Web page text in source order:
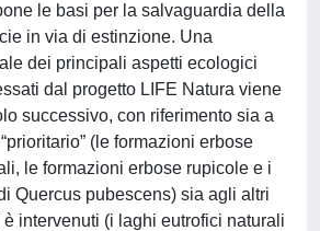
le basi per la salvaguardia della
in via di estinzione. Una
dei principali aspetti ecologici
dal progetto LIFE Natura viene
successivo, con riferimento sia a
(le formazioni erbose
le formazioni erbose rupicole e i
Quercus pubescens) sia agli altri
intervenuti (i laghi eutrofici naturali